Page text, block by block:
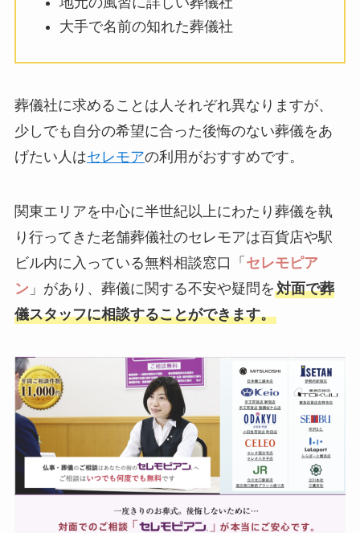
大手で名前の知れた葬儀社
葬儀社に求めることは人それぞれ異なりますが、
少しでも自分の希望に合った後悔のない葬儀をあ
げたい人はセレモアの利用がおすすめです。
関東エリアを中心に半世紀以上にわたり葬儀を執
り行ってきた老舗葬儀社のセレモアは百貨店や駅
ビル内に入っている無料相談窓口「 セレモピア
ン 」があり、葬儀に関する不安や疑問を対面で葬
儀スタッフに相談することができます。